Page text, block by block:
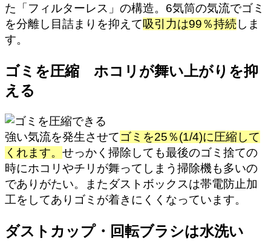
た「フィルターレス」の構造。6気筒の気流でゴミ
を分離し目詰まりを抑えて吸引力は99％持続 しま
す。
ゴミを圧縮 ホコリが舞い上がりを抑
える
強い気流を発生させてゴミを25％(1/4)に圧縮して
くれます。 せっかく掃除しても最後のゴミ捨ての
時にホコリやチリが舞ってしまう掃除機も多いの
でありがたい。またダストボックスは帯電防止加
工をしてありゴミが着きにくくなっています。
ダストカップ・回転ブラシは水洗い